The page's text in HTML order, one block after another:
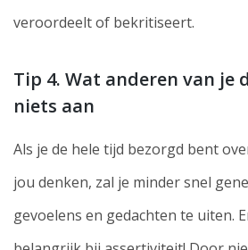
veroordeelt of bekritiseert.
Tip 4. Wat anderen van je
niets aan
Als je de hele tijd bezorgd bent
jou denken, zal je minder snel
gevoelens en gedachten te uiten.